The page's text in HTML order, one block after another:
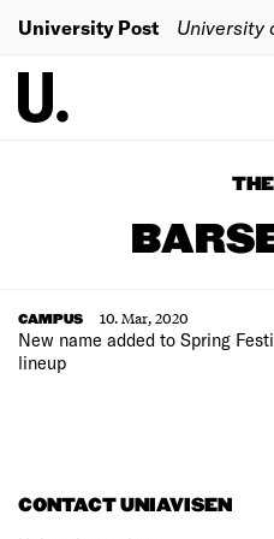
University Post University
CAMPUS
10. Mar, 2020
New name added to Spring
lineup
CONTACT UNIAVISEN